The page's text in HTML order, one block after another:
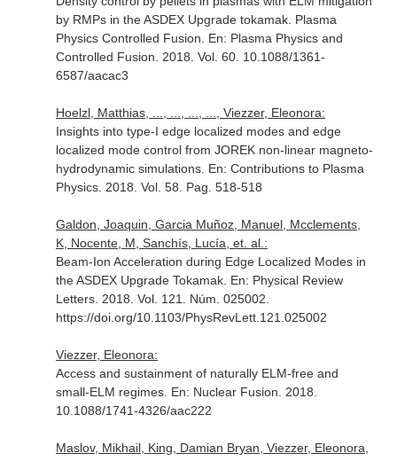
by RMPs in the ASDEX Upgrade tokamak. Plasma
Physics Controlled Fusion. En: Plasma Physics and
Controlled Fusion . 2018. Vol. 60. 10.1088/1361-
6587/aacac3
Hoelzl, Matthias, ..., ..., ..., ..., Viezzer, Eleonora:
Insights into type-I edge localized modes and edge
localized mode control from JOREK non-linear magneto-
hydrodynamic simulations. En: Contributions to Plasma
Physics. 2018. Vol. 58. Pag. 518-518
Galdon, Joaquin, Garcia Muñoz, Manuel, Mcclements,
K, Nocente, M, Sanchís, Lucía, et. al.:
Beam-Ion Acceleration during Edge Localized Modes in
the ASDEX Upgrade Tokamak. En: Physical Review
Letters. 2018. Vol. 121. Núm. 025002.
https://doi.org/10.1103/PhysRevLett.121.025002
Viezzer, Eleonora:
Access and sustainment of naturally ELM-free and
small-ELM regimes. En: Nuclear Fusion . 2018.
10.1088/1741-4326/aac222
Maslov, Mikhail, King, Damian Bryan, Viezzer, Eleonora,